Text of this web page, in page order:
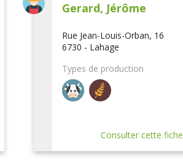
Gerard, Jérôme
Rue Jean-Louis-Orban, 16
6730 - Lahage
Types de production
Consulter cette fiche